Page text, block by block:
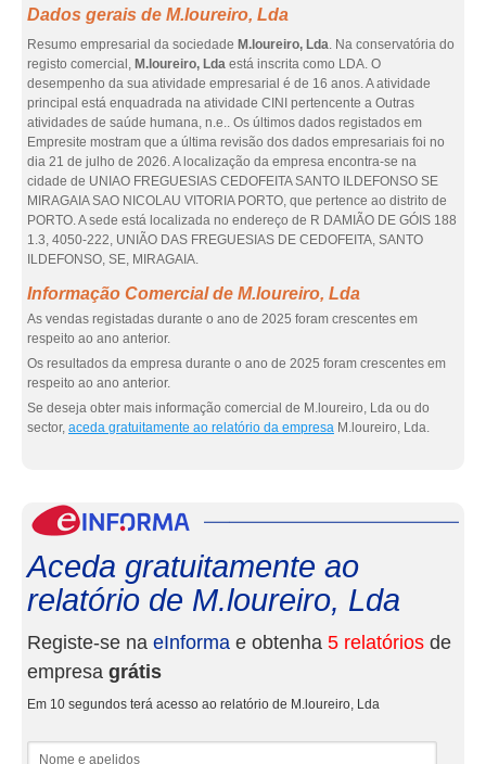
Dados gerais de M.loureiro, Lda
Resumo empresarial da sociedade M.loureiro, Lda. Na conservatória do
registo comercial, M.loureiro, Lda está inscrita como LDA. O
desempenho da sua atividade empresarial é de 16 anos. A atividade
principal está enquadrada na atividade CINI pertencente a Outras
atividades de saúde humana, n.e.. Os últimos dados registados em
Empresite mostram que a última revisão dos dados empresariais foi no
dia 21 de julho de 2026. A localização da empresa encontra-se na
cidade de UNIAO FREGUESIAS CEDOFEITA SANTO ILDEFONSO SE
MIRAGAIA SAO NICOLAU VITORIA PORTO, que pertence ao distrito de
PORTO. A sede está localizada no endereço de R DAMIÃO DE GÓIS 188
1.3, 4050-222, UNIÃO DAS FREGUESIAS DE CEDOFEITA, SANTO
ILDEFONSO, SE, MIRAGAIA.
Informação Comercial de M.loureiro, Lda
As vendas registadas durante o ano de 2025 foram crescentes em
respeito ao ano anterior.
Os resultados da empresa durante o ano de 2025 foram crescentes em
respeito ao ano anterior.
Se deseja obter mais informação comercial de M.loureiro, Lda ou do
sector, aceda gratuitamente ao relatório da empresa M.loureiro, Lda.
Aceda gratuitamente ao
relatório de M.loureiro, Lda
Registe-se na eInforma e obtenha 5 relatórios de
empresa grátis
Em 10 segundos terá acesso ao relatório de M.loureiro, Lda